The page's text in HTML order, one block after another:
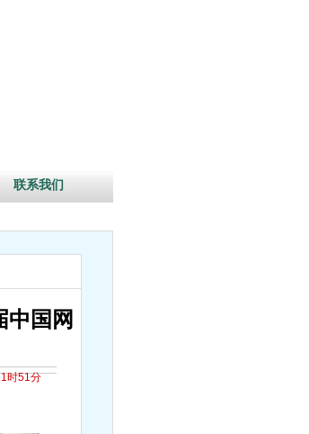
联系我们
国网
时51分